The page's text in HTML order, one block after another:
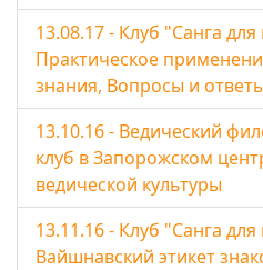
13.08.17 - Клуб "Санга
Практическое
знания, Вопросы и
13.10.16 - Ведический
клуб в Запорожском
ведической культуры
13.11.16 - Клуб "Санга
Вайшнавский этикет